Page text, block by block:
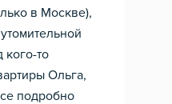
в Москве),
кого-то
Ольга,
подробно